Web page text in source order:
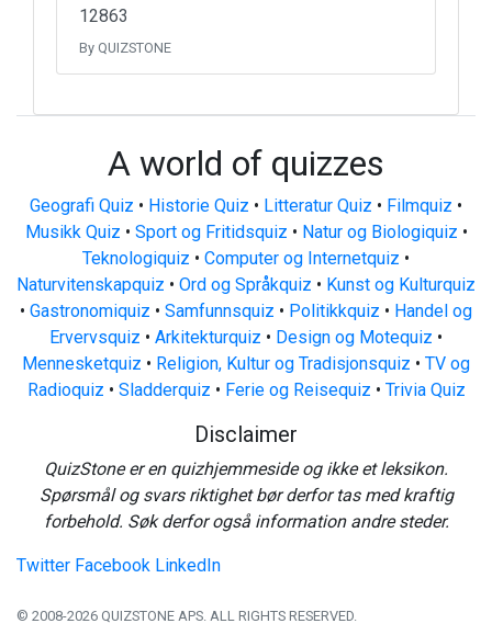
12863
By QUIZSTONE
A world of quizzes
Geografi Quiz • Historie Quiz • Litteratur Quiz • Filmquiz •
Musikk Quiz • Sport og Fritidsquiz • Natur og Biologiquiz •
Teknologiquiz • Computer og Internetquiz •
Naturvitenskapquiz • Ord og Språkquiz • Kunst og Kulturquiz
• Gastronomiquiz • Samfunnsquiz • Politikkquiz • Handel og
Ervervsquiz • Arkitekturquiz • Design og Motequiz •
Mennesketquiz • Religion, Kultur og Tradisjonsquiz • TV og
Radioquiz • Sladderquiz • Ferie og Reisequiz • Trivia Quiz
Disclaimer
QuizStone er en quizhjemmeside og ikke et leksikon.
Spørsmål og svars riktighet bør derfor tas med kraftig
forbehold. Søk derfor også information andre steder.
Twitter Facebook LinkedIn
© 2008-2026 QUIZSTONE APS. ALL RIGHTS RESERVED.